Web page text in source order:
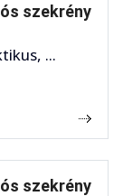
szekrény
...
szekrény